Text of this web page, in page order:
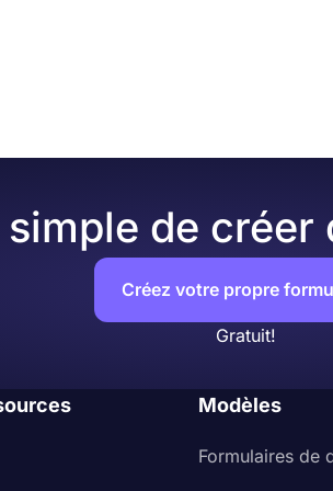
de
Créez votre propre
Gratuit!
Modèles
Formulaires de